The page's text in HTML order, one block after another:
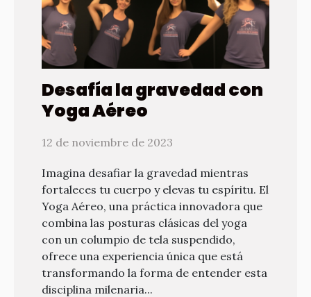
Desafía la gravedad con
Yoga Aéreo
12 de noviembre de 2023
Imagina desafiar la gravedad mientras
fortaleces tu cuerpo y elevas tu espíritu. El
Yoga Aéreo, una práctica innovadora que
combina las posturas clásicas del yoga
con un columpio de tela suspendido,
ofrece una experiencia única que está
transformando la forma de entender esta
disciplina milenaria...